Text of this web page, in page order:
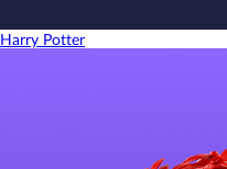
Harry Potter